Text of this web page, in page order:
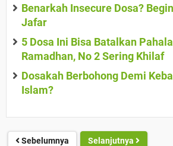
Benarkah Insecure Dosa?
Jafar
5 Dosa Ini Bisa Batalkan
Ramadhan, No 2 Sering Khilaf
Dosakah Berbohong Demi
Islam?
Sebelumnya Selanjutnya